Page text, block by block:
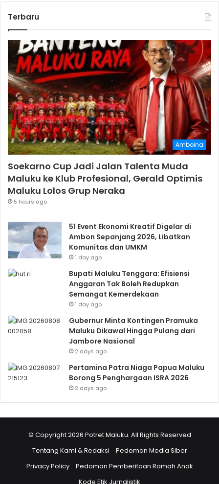
Terbaru
Amboina
Soekarno Cup Jadi Jalan Talenta Muda
Maluku ke Klub Profesional, Gerald Optimis
Maluku Lolos Grup Neraka
5 hours ago
51 Event Ekonomi Kreatif Digelar di
Ambon Sepanjang 2026, Libatkan
Komunitas dan UMKM
1 day ago
Bupati Maluku Tenggara: Efisiensi
Anggaran Tak Boleh Redupkan
Semangat Kemerdekaan
1 day ago
Gubernur Minta Kontingen Pramuka
Maluku Dikawal Hingga Pulang dari
Jambore Nasional
2 days ago
Pertamina Patra Niaga Papua Maluku
Borong 5 Penghargaan ISRA 2026
2 days ago
© Copyright 2026 Potret Maluku. All Rights Reserved
Tentang Kami & Redaksi
Pedoman Media Siber
Privacy Policy
Pedoman Pemberitaan Ramah Anak
Kode Etik Jurnalistik